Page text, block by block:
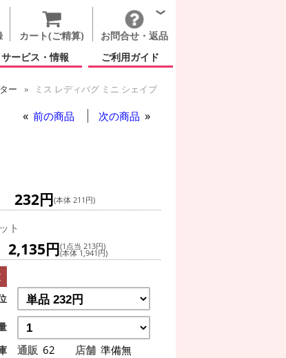
カート(ご精算)
お問合せ・返品
サービス・情報 ご利用ガイド
ー ミス レディバグ ミニ シェイプ
前の商品 次の商品
232円(本体 211円)
ト
2,135円(1点当 213円)
(本体 1,941円)
通販 62 店舗 準備無